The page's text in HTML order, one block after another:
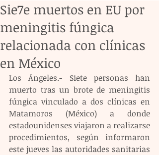
Sie7e muertos en EU por
meningitis fúngica
relacionada con clínicas
en México
Los Ángeles.- Siete personas han
muerto tras un brote de meningitis
fúngica vinculado a dos clínicas en
Matamoros (México) a donde
estadounidenses viajaron a realizarse
procedimientos, según informaron
este jueves las autoridades sanitarias